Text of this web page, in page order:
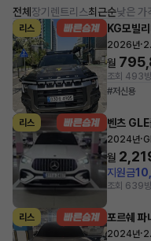
전체 장기렌트리스최근순낮은 가
리스 KG모빌
2026년·
월
조회 493
#저신용
리스 벤츠
2024년·
월
지원금
조회 639
리스 포르쉐 파
2024년·